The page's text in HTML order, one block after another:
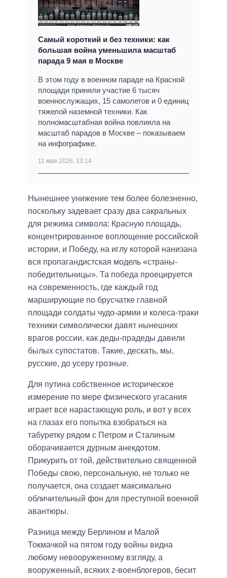
Самый короткий и без техники: как
большая война уменьшила масштаб
парада 9 мая в Москве
В этом году в военном параде на Красной
площади приняли участие 6 тысяч
военнослужащих, 15 самолетов и 0 единиц
тяжелой наземной техники. Как
полномасштабная война повлияла на
масштаб парадов в Москве – показываем
на инфографике.
11 мая 2026, 13:14
Нынешнее унижение тем более болезненно,
поскольку задевает сразу два сакральных
для режима символа: Красную площадь,
концентрированное воплощение российской
истории, и Победу, на иглу которой нанизана
вся пропагандистская модель «страны-
победительницы». Та победа проецируется
на современность, где каждый год
марширующие по брусчатке главной
площади солдаты чудо-армии и колеса-траки
техники символически давят нынешних
врагов россии, как деды-прадеды давили
былых супостатов. Такие, дескать, мы,
русские, до усеру грозные.
Для путина собственное историческое
измерение по мере физического угасания
играет все нарастающую роль, и вот у всех
на глазах его попытка взобраться на
табуретку рядом с Петром и Сталиным
оборачивается дурным анекдотом.
Прикурить от той, действительно священной
Победы свою, персональную, не только не
получается, она создает максимально
обличительный фон для преступной военной
авантюры.
Разница между Берлином и Малой
Токмачкой на пятом году войны видна
любому невооруженному взгляду, а
вооруженный, всяких z-военблогеров, бесит